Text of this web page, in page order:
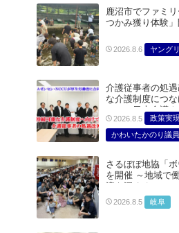
鹿沼市でファミ
つかみ獲り体験
2026.8.6 ヤング
介護従事者の処
な介護制度につ
セン・日本介護
合同で厚生労働省
実施～
2026.8.5
政策実現
かわいたかのり議員
どうごみまきこ議員
総合サービス部門
医療・介護・福祉部
さるぼぼ地協「ボ
を開催 ～地域で
流を深める～
2026.8.5 岐阜